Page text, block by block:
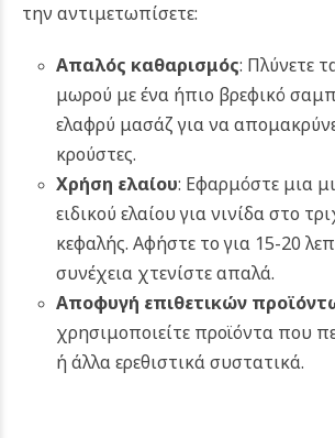
την αντιμετωπίσετε:
Απαλός καθαρισμός: Πλύνετε
μωρού με ένα ήπιο βρεφικό
ελαφρύ μασάζ για να
κρούστες.
Χρήση ελαίου: Εφαρμόστε μια
ειδικού ελαίου για νινίδα στο
κεφαλής. Αφήστε το για 15-20
συνέχεια χτενίστε απαλά.
Αποφυγή επιθετικών
χρησιμοποιείτε προϊόντα που
ή άλλα ερεθιστικά συστατικά.